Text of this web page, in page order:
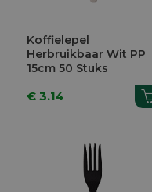
Koffielepel
Herbruikbaar Wit PP
15cm 50 Stuks
€ 3.14